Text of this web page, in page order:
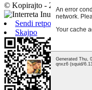
© Kopirajto - 2010-2019 :
Sendi retpoŝton
Skajpo